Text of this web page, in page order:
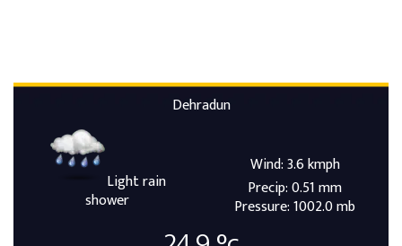
Dehradun
Light rain
shower
Wind: 3.6 kmph
Precip: 0.51 mm
Pressure: 1002.0 mb